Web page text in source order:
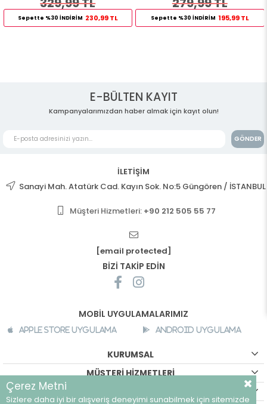
Sepette %30 İNDİRİM 230,99 TL Sepette %30 İNDİRİM 195,99 TL
E-BÜLTEN KAYIT
Kampanyalarımızdan haber almak için kayıt olun!
GÖNDER
İLETİŞİM
Sanayi Mah. Atatürk Cad. Kayın Sok. No:5 Güngören / İSTANBUL
Müşteri Hizmetleri: +90 212 505 55 77
[email protected]
BİZİ TAKİP EDİN
MOBİL UYGULAMALARIMIZ
Apple Store Uygulama Android Uygulama
KURUMSAL
MÜŞTERİ HİZMETLERİ
Çerez Metni
Sizlere daha iyi bir alışveriş deneyimi sunabilmek için sitemizde